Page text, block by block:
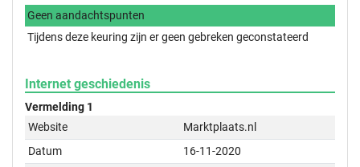
Geen aandachtspunten
Tijdens deze keuring zijn er geen gebreken geconstateerd
Internet geschiedenis
Vermelding 1
Website
Marktplaats.nl
Datum
16-11-2020